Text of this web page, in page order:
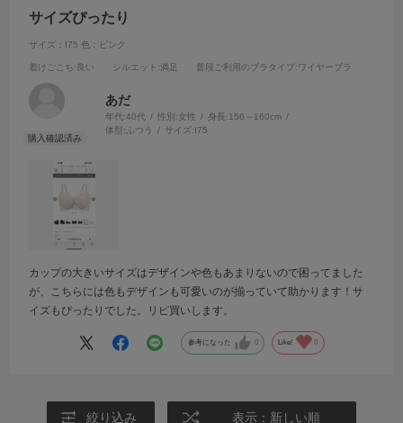
サイズぴったり
サイズ：I75 色：ピンク
着けごこち:良い シルエット :満足 普段ご利用のブラタイプ :ワイヤーブラ
あだ
年代:40代 性別:女性 身長:156～160cm
体型: ふつう サイズ:I75
カップの大きいサイズはデザインや色もあまりないので困ってました
が、こちらには色もデザインも可愛いのが揃っていて助かります！サ
イズもぴったりでした。リピ買いします。
参考になった 0 Like! 0
絞り込み 表示：新しい順